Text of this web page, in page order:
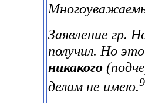
Заявление гр.
получил. Но
никакого
делам не имею.9